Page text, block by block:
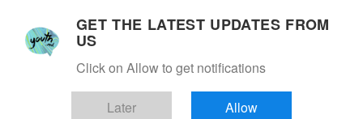
GET THE LATEST UPDATES FROM
US
Click on Allow to get notifications
Later Allow